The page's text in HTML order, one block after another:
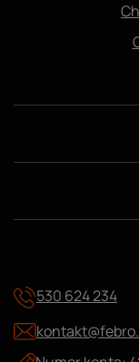
530 624 234